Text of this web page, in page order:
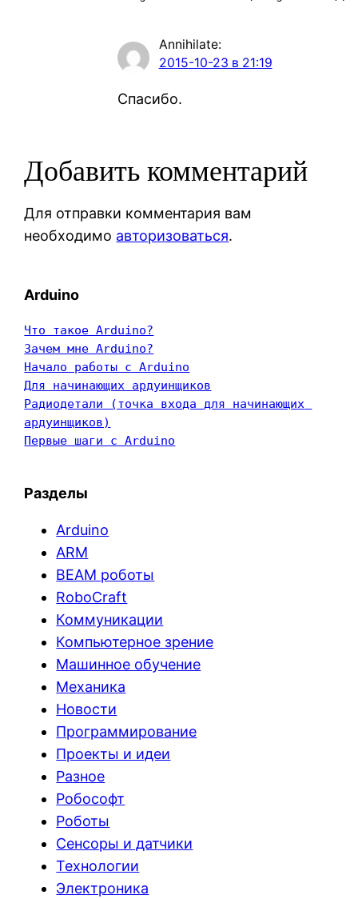
Annihilate:
2015-10-23 в 21:19
Спасибо.
Добавить комментарий
Для отправки комментария вам
необходимо авторизоваться.
Arduino
Что такое Arduino?
Зачем мне Arduino?
Начало работы с Arduino
Для начинающих ардуинщиков
Радиодетали (точка входа для начинающих
ардуинщиков)
Первые шаги с Arduino
Разделы
Arduino
ARM
BEAM роботы
RoboCraft
Коммуникации
Компьютерное зрение
Машинное обучение
Механика
Новости
Программирование
Проекты и идеи
Разное
Робософт
Роботы
Сенсоры и датчики
Технологии
Электроника